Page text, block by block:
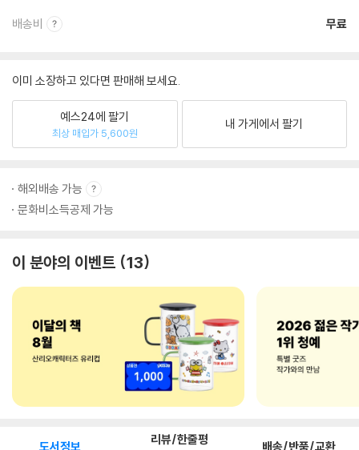
배송비 무료
이미 소장하고 있다면 판매해 보세요.
예스24에 팔기
최상 매입가 5,600원
내 가게에서 팔기
해외배송 가능
문화비소득공제 가능
이 분야의 이벤트 13
도서정보 리뷰/한줄평 배송/반품/교환